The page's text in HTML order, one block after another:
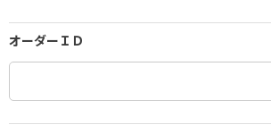
オーダーＩＤ